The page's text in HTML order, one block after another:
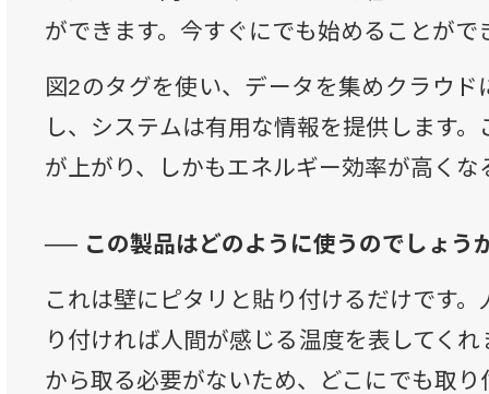
ができます。今すぐにでも始めることがで
図2のタグを使い、データを集めクラウ
し、システムは有用な情報を提供します
が上がり、しかもエネルギー効率が高くな
── この製品はどのように使うのでしょう
これは壁にピタリと貼り付けるだけです
り付ければ人間が感じる温度を表してく
から取る必要がないため、どこにでも取